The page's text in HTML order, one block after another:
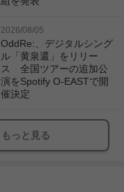
2026/08/05
OddRe:、デジタルシング
ル「黄泉還」をリリー
ス 全国ツアーの追加公
演をSpotify O-EASTで開
催決定
もっと見る